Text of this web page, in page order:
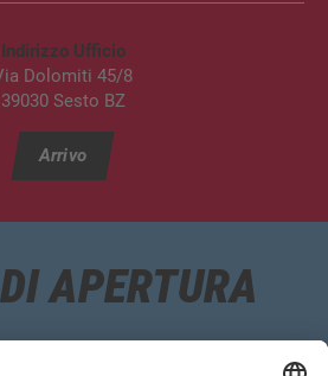
Indirizzo Ufficio
Dolomiti 45/8
39030 Sesto BZ
Arrivo
APERTURA